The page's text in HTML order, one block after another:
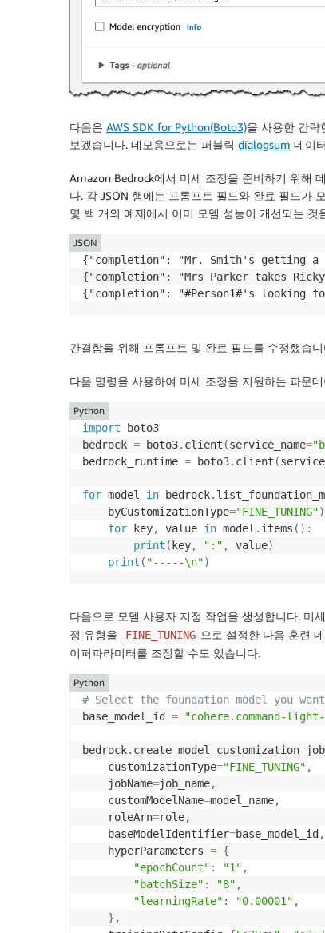
다음은 AWS SDK for Python(Boto3)을 사용한 간략
보겠습니다. 데모용으로는 퍼블릭 dialogsum 데이
Amazon Bedrock에서 미세 조정을 준비하기 위해
다. 각 JSON 행에는 프롬프트 필드와 완료 필드가
몇 백 개의 예제에서 이미 모델 성능이 개선되는 것
{"completion": "Mr. Smith's getting a
{"completion": "Mrs Parker takes
{"completion": "#Person1#'s looking
JSON
간결함을 위해 프롬프트 및 완료 필드를 수정했습
다음 명령을 사용하여 미세 조정을 지원하는 파운
import boto3
bedrock = boto3. client (service_name=
bedrock_runtime = boto3. client (
for model in bedrock.
    byCustomizationType
="FINE_TUNING")
for key, value in model . items ( ) :
print ( key, ":" , value)
print ( "-----\n")
Python
다음으로 모델 사용자 지정 작업을 생성합니다. 미
정 유형을
FINE_TUNING 으로 설정한 다음 훈련
이퍼파라미터를 조정할 수도 있습니다.
# Select the foundation model you
base_model_id = "cohere.command-
bedrock. create_model_customization_job
    customizationType
="FINE_TUNING" ,
    jobName
=job_name,
    customModelName
=model_name,
    roleArn
=role,
    baseModelIdentifier
=base_model_id ,
    hyperParameters
= {
"epochCount" : "1" ,
"batchSize" : "8" ,
"learningRate" : "0.00001" ,
} ,
Python